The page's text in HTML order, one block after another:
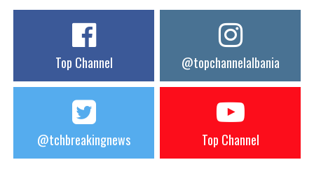
Top Channel @topchannelalbania
@tchbreakingnews Top Channel